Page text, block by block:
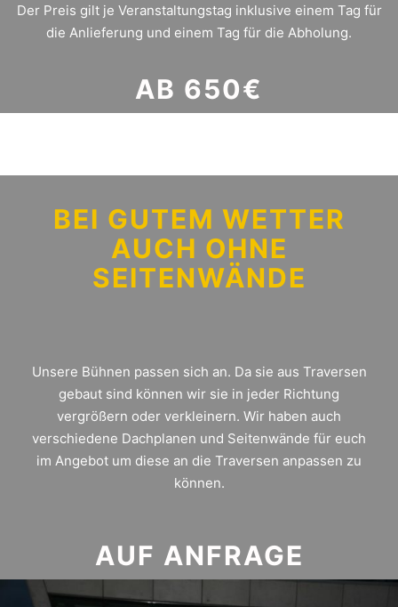
Der Preis gilt je Veranstaltungstag inklusive einem Tag für
die Anlieferung und einem Tag für die Abholung.
AB 650€
BEI GUTEM WETTER
AUCH OHNE
SEITENWÄNDE
Unsere Bühnen passen sich an. Da sie aus Traversen
gebaut sind können wir sie in jeder Richtung
vergrößern oder verkleinern. Wir haben auch
verschiedene Dachplanen und Seitenwände für euch
im Angebot um diese an die Traversen anpassen zu
können.
AUF ANFRAGE